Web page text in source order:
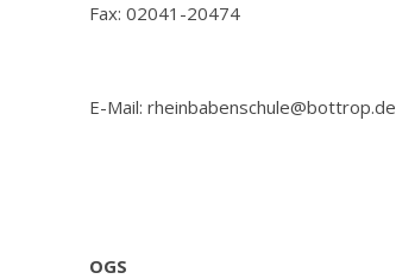
Fax: 02041-20474
E-Mail: rheinbabenschule@bottrop.de
OGS